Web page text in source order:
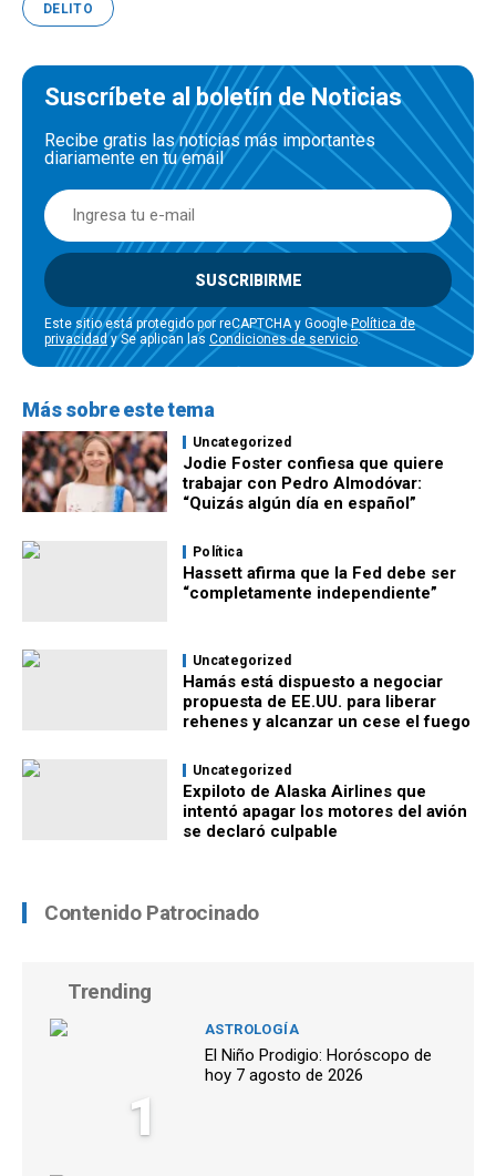
DELITO
Suscríbete al boletín de Noticias
Recibe gratis las noticias más importantes
diariamente en tu email
SUSCRIBIRME
Este sitio está protegido por reCAPTCHA y GooglePolítica de
privacidady Se aplican las Condiciones de servicio.
Más sobre este tema
Uncategorized
Jodie Foster confiesa que quiere
trabajar con Pedro Almodóvar:
“Quizás algún día en español”
Política
Hassett afirma que la Fed debe ser
“completamente independiente”
Uncategorized
Hamás está dispuesto a negociar
propuesta de EE.UU. para liberar
rehenes y alcanzar un cese el fuego
Uncategorized
Expiloto de Alaska Airlines que
intentó apagar los motores del avión
se declaró culpable
Contenido Patrocinado
Trending
1
ASTROLOGÍA
El Niño Prodigio: Horóscopo de
hoy 7 agosto de 2026